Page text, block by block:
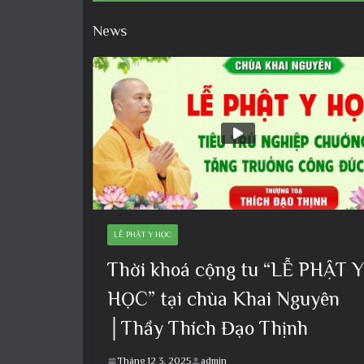
News
LỄ PHẬT Y HỌC
Thời khoá cộng tu “LỄ PHẬT Y
HỌC” tại chùa Khai Nguyên
│Thầy Thích Đạo Thịnh
Tháng 12 3, 2025 admin